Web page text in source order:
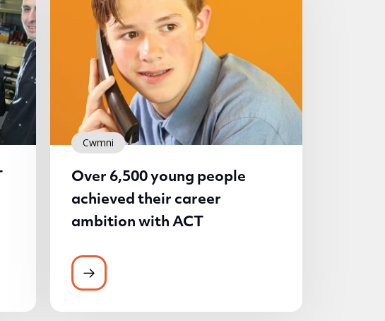
Cwmni
Over 6,500 young people
achieved their career
ambition with ACT